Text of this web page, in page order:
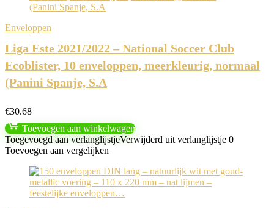
Enveloppen
Liga Este 2021/2022 – National Soccer Club
Ecoblister, 10 enveloppen, meerkleurig, normaal
(Panini Spanje, S.A
€30.68
Toevoegen aan winkelwagen
Toegevoegd aan verlanglijstjeVerwijderd uit verlanglijstje 0
Toevoegen aan vergelijken